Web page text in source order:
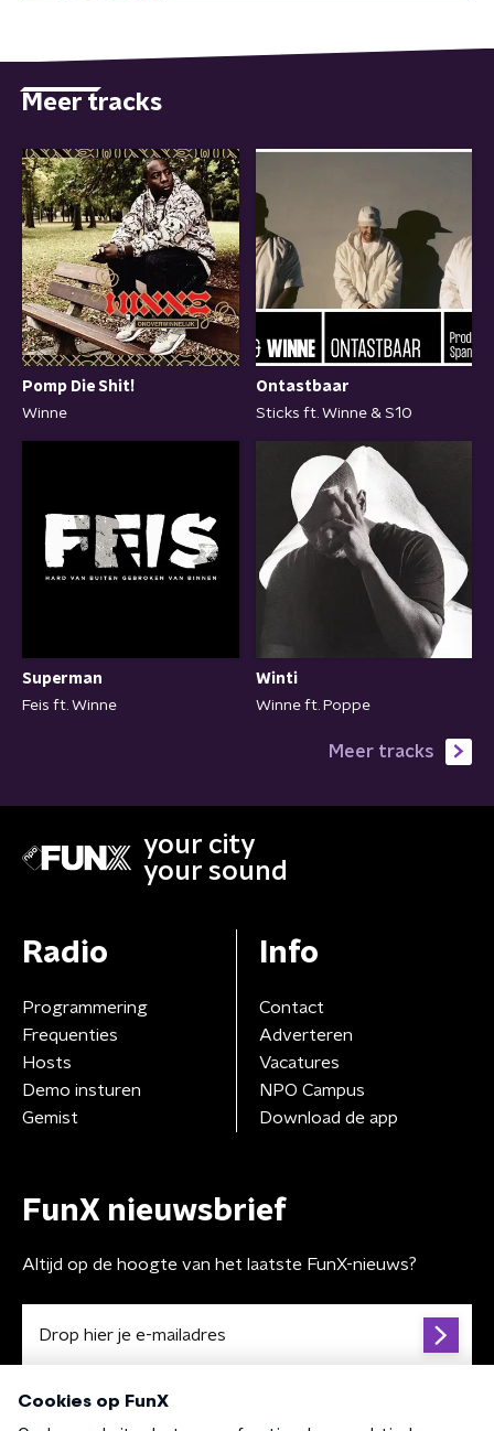
Meer tracks
Pomp Die Shit!
Winne
Ontastbaar
Sticks ft. Winne & S10
Superman
Feis ft. Winne
Winti
Winne ft. Poppe
Meer tracks
your city
your sound
Radio
Programmering
Frequenties
Hosts
Demo insturen
Gemist
Info
Contact
Adverteren
Vacatures
NPO Campus
Download de app
FunX nieuwsbrief
Altijd op de hoogte van het laatste FunX-nieuws?